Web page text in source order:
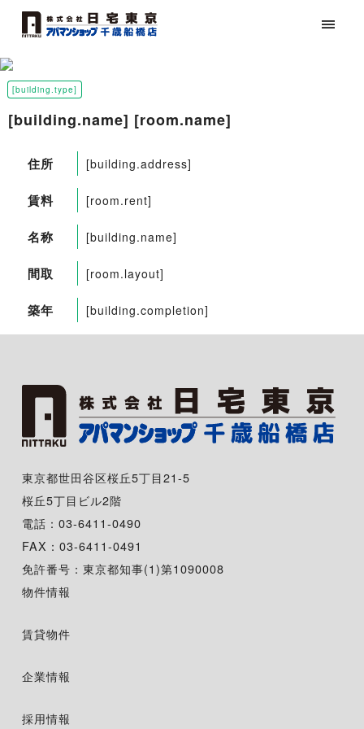
[building.type]
[building.name] [room.name]
住所 [building.address]
賃料 [room.rent]
名称 [building.name]
間取 [room.layout]
築年 [building.completion]
東京都世田谷区桜丘5丁目21-5
桜丘5丁目ビル2階
電話：03-6411-0490
FAX：03-6411-0491
免許番号：東京都知事(1)第1090008
物件情報
賃貸物件
企業情報
採用情報